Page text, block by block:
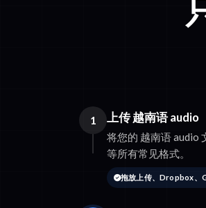
1 上传 越南语 audio
将您的 越南语 audio
等所有常见格式。
拖放上传、Dropbox、